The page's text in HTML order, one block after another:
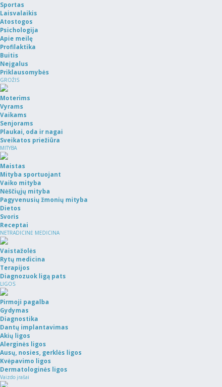
Sportas
Laisvalaikis
Atostogos
Psichologija
Apie meilę
Profilaktika
Buitis
Neįgalus
Priklausomybės
GROŽIS
Moterims
Vyrams
Vaikams
Senjorams
Plaukai, oda ir nagai
Sveikatos priežiūra
MITYBA
Maistas
Mityba sportuojant
Vaiko mityba
Nėščiųjų mityba
Pagyvenusių žmonių mityba
Dietos
Svoris
Receptai
NETRADICINĖ MEDICINA
Vaistažolės
Rytų medicina
Terapijos
Diagnozuok ligą pats
LIGOS
Pirmoji pagalba
Gydymas
Diagnostika
Dantų implantavimas
Akių ligos
Alerginės ligos
Ausų, nosies, gerklės ligos
Kvėpavimo ligos
Dermatologinės ligos
Vaizdo įrašai